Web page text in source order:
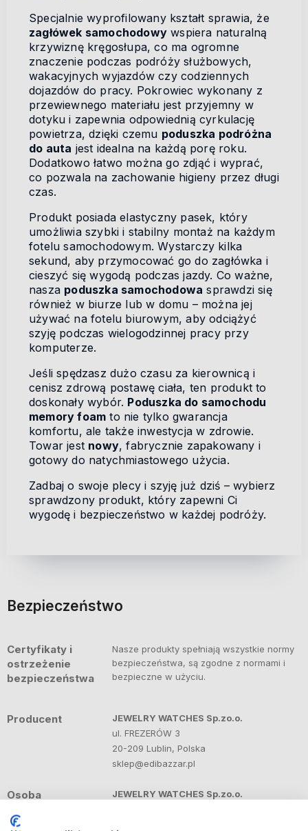
Specjalnie wyprofilowany kształt sprawia, że
zagłówek samochodowy wspiera naturalną
krzywiznę kręgosłupa, co ma ogromne
znaczenie podczas podróży służbowych,
wakacyjnych wyjazdów czy codziennych
dojazdów do pracy. Pokrowiec wykonany z
przewiewnego materiału jest przyjemny w
dotyku i zapewnia odpowiednią cyrkulację
powietrza, dzięki czemu poduszka podróżna
do auta jest idealna na każdą porę roku.
Dodatkowo łatwo można go zdjąć i wyprać,
co pozwala na zachowanie higieny przez długi
czas.
Produkt posiada elastyczny pasek, który
umożliwia szybki i stabilny montaż na każdym
fotelu samochodowym. Wystarczy kilka
sekund, aby przymocować go do zagłówka i
cieszyć się wygodą podczas jazdy. Co ważne,
nasza poduszka samochodowa sprawdzi się
również w biurze lub w domu – można jej
używać na fotelu biurowym, aby odciążyć
szyję podczas wielogodzinnej pracy przy
komputerze.
Jeśli spędzasz dużo czasu za kierownicą i
cenisz zdrową postawę ciała, ten produkt to
doskonały wybór. Poduszka do samochodu
memory foam to nie tylko gwarancja
komfortu, ale także inwestycja w zdrowie.
Towar jest nowy, fabrycznie zapakowany i
gotowy do natychmiastowego użycia.
Zadbaj o swoje plecy i szyję już dziś – wybierz
sprawdzony produkt, który zapewni Ci
wygodę i bezpieczeństwo w każdej podróży.
Bezpieczeństwo
Certyfikaty i
ostrzeżenie
bezpieczeństwa
Nasze produkty spełniają wszystkie normy
bezpieczeństwa, są zgodne z normami i
bezpieczne w użyciu.
Producent
JEWELRY WATCHES Sp.zo.o.
ul. FREZERÓW 3
20-209 Lublin, Polska
sklep@edibazzar.pl
Osoba
na terenie UE
JEWELRY WATCHES Sp.zo.o.